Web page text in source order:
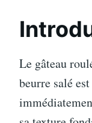
Le gâteau
beurre salé